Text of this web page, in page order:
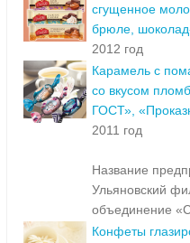
сгущенное
брюле,
2012 год
Карамель с
со вкусом
ГОСТ»,
2011 год
Название
Ульяновский
объединение
Конфеты